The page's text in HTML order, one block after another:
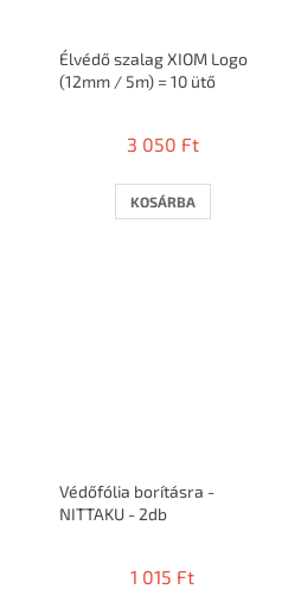
Élvédő szalag XIOM Logo
(12mm / 5m) = 10 ütő
3 050 Ft
KOSÁRBA
Védőfólia borításra -
NITTAKU - 2db
1 015 Ft